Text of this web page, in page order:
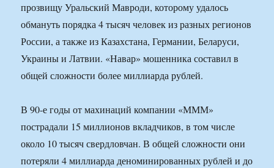
прозвищу Уральский Мавроди, которому удалось
обмануть порядка 4 тысяч человек из разных регионов
России, а также из Казахстана, Германии, Беларуси,
Украины и Латвии. «Навар» мошенника составил в
общей сложности более миллиарда рублей.
В 90-е годы от махинаций компании «МММ»
пострадали 15 миллионов вкладчиков, в том числе
около 10 тысяч свердловчан. В общей сложности они
потеряли 4 миллиарда деноминированных рублей и до